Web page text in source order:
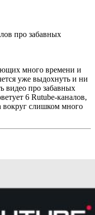
много времени и
уже выдохнуть и ни
видео про забавных
6 Rutube-каналов,
вокруг слишком много